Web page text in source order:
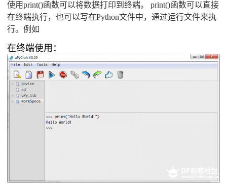
使用print()函数可以将数据打印到终端。 print()函数可以直接
在终端执行，也可以写在Python文件中，通过运行文件来执
行。例如
在终端使用：